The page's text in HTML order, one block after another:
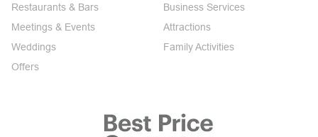
Restaurants & Bars
Meetings & Events
Weddings
Offers
Business Services
Attractions
Family Activities